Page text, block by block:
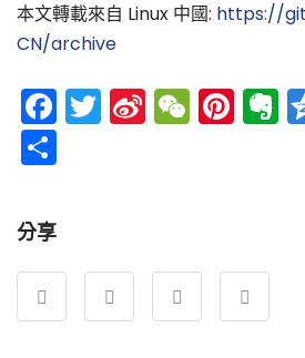
本文轉載來自 Linux 中國: https://
CN/archive
Facebook
Twitter
Sina
分享